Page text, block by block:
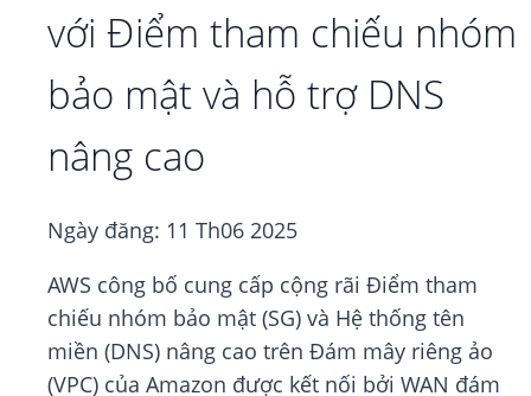
với Điểm tham chiếu nhóm
bảo mật và hỗ trợ DNS
nâng cao
Ngày đăng: 11 Th06 2025
AWS công bố cung cấp cộng rãi Điểm tham
chiếu nhóm bảo mật (SG) và Hệ thống tên
miền (DNS) nâng cao trên Đám mây riêng ảo
(VPC) của Amazon được kết nối bởi WAN đám